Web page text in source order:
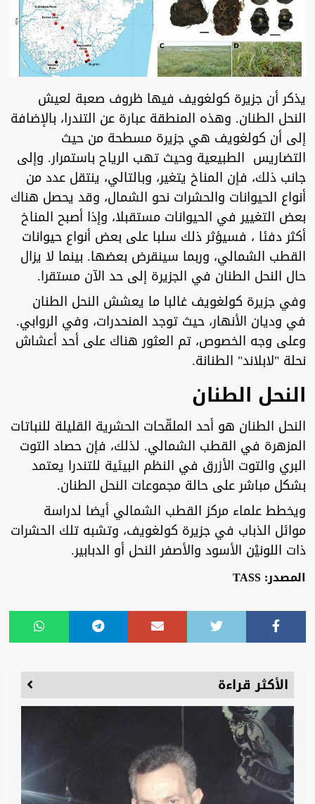
يذكر أن جزيرة كولغويف فيها ظروف صعبة لعيش
النحل الطنان. وهذه المنطقة عبارة عن التندرا، بالإضافة
إلى أن كولغويف هي جزيرة مسطحة من حيث
التضاريس الطبيعية وحيث تهب الرياح باستمرار. وإلى
جانب ذلك، فإن المناخ يتغير، وبالتالي، ينتقل عدد من
أنواع الحيوانات والحشرات نحو الشمال، وقد يحصل هناك
بعض التغيير في الحيوانات مستقبلا، وإذا أصبح المناخ
أكثر دفئا ، فسيؤثر ذلك سلبا على بعض أنواع حيوانات
القطب الشمالي، وربما سينقرض بعضها. بينما لا يزال
حال النحل الطنان في الجزيرة إلى حد الآن مستقرا.
وفي جزيرة كولغويف غالبا ما يعشش النحل الطنان
في وديان الأنهار، حيث توجد المنحدرات، وفي الروابي.
وعلى وجه الخصوص، تم العثور هناك على أحد أعشاش
نحلة "لابلاند" الطنانة.
النحل الطنان
النحل الطنان هو أحد الملقّحات الحشرية القليلة للنباتات
المزهرة في القطب الشمالي. لذلك، فإن حصاد التوت
البري والتوت الأزرق في النظم البيئية للتندرا يعتمد
بشكل مباشر على حالة مجموعات النحل الطنان.
ويخطط علماء مركز القطب الشمالي أيضا لدراسة
موائل الذباب في جزيرة كولغويف، وتشبه تلك الحشرات
ذات اللونيْن الأسود والأصفر النحل أو الدبابير.
المصدر: TASS
الأكثر قراءة